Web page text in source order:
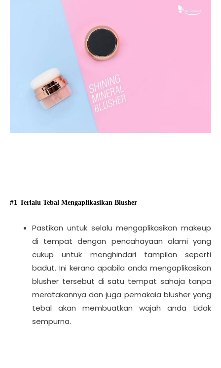
#1 Terlalu Tebal Mengaplikasikan Blusher
Pastikan untuk selalu mengaplikasikan makeup
di tempat dengan pencahayaan alami yang
cukup untuk menghindari tampilan seperti
badut. Ini kerana apabila anda mengaplikasikan
blusher tersebut di satu tempat sahaja tanpa
meratakannya dan juga pemakaia blusher yang
tebal akan membuatkan wajah anda tidak
sempurna.